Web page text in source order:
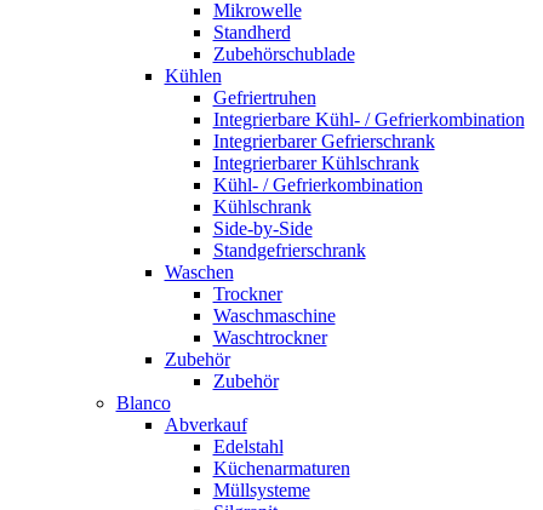
Mikrowelle
Standherd
Zubehörschublade
Kühlen
Gefriertruhen
Integrierbare Kühl- / Gefrierkombination
Integrierbarer Gefrierschrank
Integrierbarer Kühlschrank
Kühl- / Gefrierkombination
Kühlschrank
Side-by-Side
Standgefrierschrank
Waschen
Trockner
Waschmaschine
Waschtrockner
Zubehör
Zubehör
Blanco
Abverkauf
Edelstahl
Küchenarmaturen
Müllsysteme